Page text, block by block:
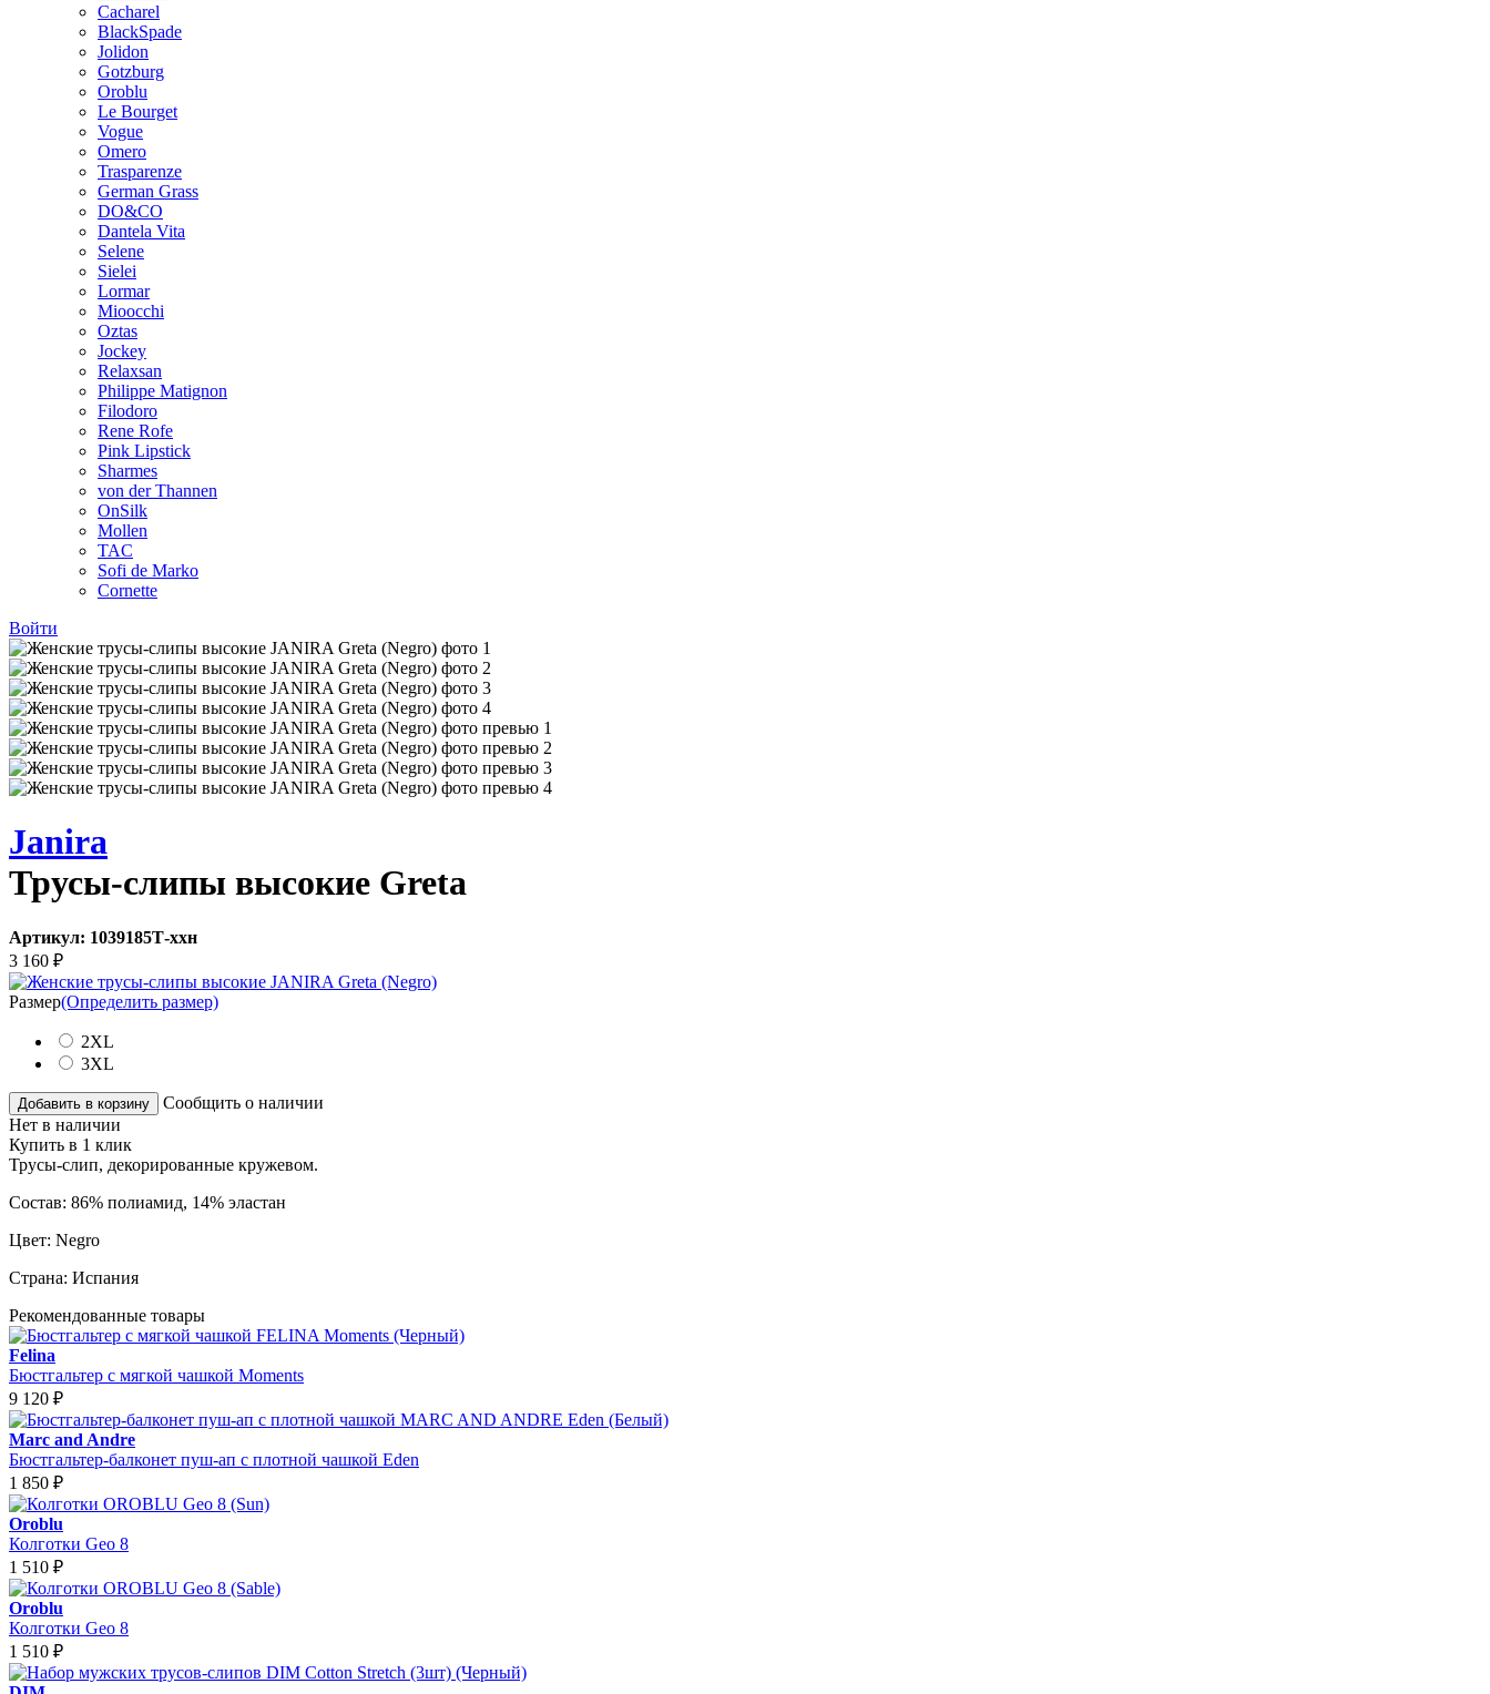
Cacharel
BlackSpade
Jolidon
Gotzburg
Oroblu
Le Bourget
Vogue
Omero
Trasparenze
German Grass
DO&CO
Dantela Vita
Selene
Sielei
Lormar
Mioocchi
Oztas
Jockey
Relaxsan
Philippe Matignon
Filodoro
Rene Rofe
Pink Lipstick
Sharmes
von der Thannen
OnSilk
Mollen
TAC
Sofi de Marko
Cornette
Войти
Janira
Трусы-слипы высокие Greta
Артикул: 1039185Т-ххн
3 160 ₽
Размер(Определить размер)
2XL
3XL
Добавить в корзину
Сообщить о наличии
Нет в наличии
Купить в 1 клик
Трусы-слип, декорированные кружевом.
Состав: 86% полиамид, 14% эластан
Цвет: Negro
Страна: Испания
Рекомендованные товары
Felina
Бюстгальтер с мягкой чашкой Moments
9 120 ₽
Marc and Andre
Бюстгальтер-балконет пуш-ап с плотной чашкой Eden
1 850 ₽
Oroblu
Колготки Geo 8
1 510 ₽
Oroblu
Колготки Geo 8
1 510 ₽